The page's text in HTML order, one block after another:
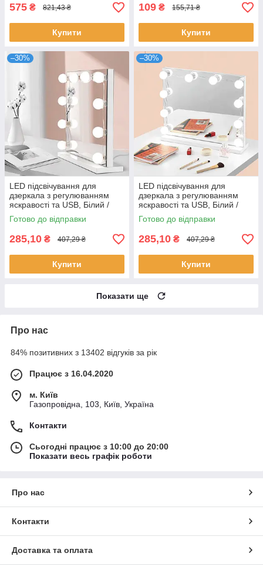
575 ₴ 821,43 ₴
Купити
109 ₴ 155,71 ₴
Купити
–30%
LED підсвічування для
дзеркала з регулюванням
яскравості та USB, Білий /
Світлодіодні лампочки 10 шт
для гримерного дзеркала
Готово до відправки
285,10 ₴ 407,29 ₴
Купити
–30%
LED підсвічування для
дзеркала з регулюванням
яскравості та USB, Білий /
Світлодіодні лампочки 10 шт
для гримерного дзеркала
Готово до відправки
285,10 ₴ 407,29 ₴
Купити
Показати ще
Про нас
84% позитивних з 13402 відгуків за рік
Працює з 16.04.2020
м. Київ
Газопровідна, 103, Київ, Україна
Контакти
Сьогодні працює з 10:00 до 20:00
Показати весь графік роботи
Про нас
Контакти
Доставка та оплата